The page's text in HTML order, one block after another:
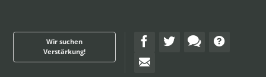
Wir suchen
Verstärkung!